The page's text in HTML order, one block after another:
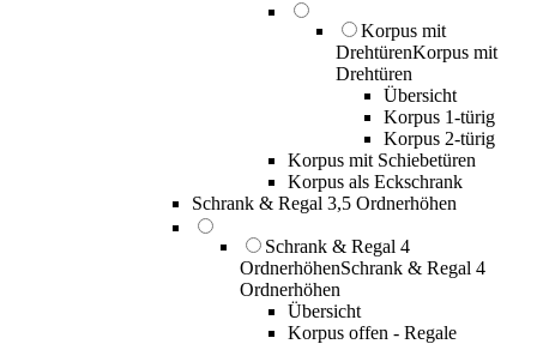
Korpus mit
DrehtürenKorpus mit
Drehtüren
Übersicht
Korpus 1-türig
Korpus 2-türig
Korpus mit Schiebetüren
Korpus als Eckschrank
Schrank & Regal 3,5 Ordnerhöhen
Schrank & Regal 4
OrdnerhöhenSchrank & Regal 4
Ordnerhöhen
Übersicht
Korpus offen - Regale